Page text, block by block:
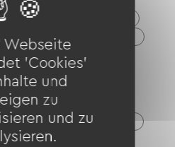
TV
Webseite
'Cookies'
und
zu
und zu